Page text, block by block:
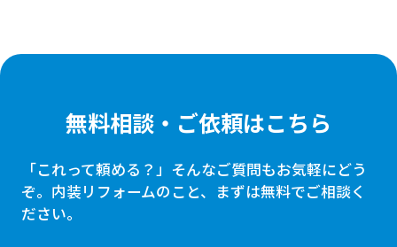
無料相談・ご依頼はこちら
「これって頼める？」そんなご質問もお気軽にどう
ぞ。 内装リフォームのこと、まずは無料でご相談く
ださい。